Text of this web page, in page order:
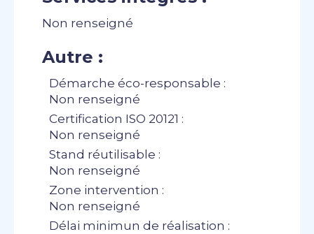
Non renseigné
Autre :
Démarche éco-responsable :
Non renseigné
Certification ISO 20121 :
Non renseigné
Stand réutilisable :
Non renseigné
Zone intervention :
Non renseigné
Délai minimun de réalisation :